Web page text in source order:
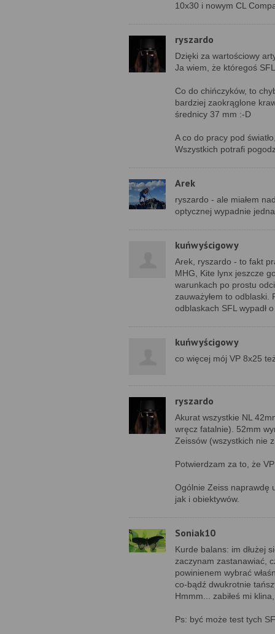
10x30 i nowym CL
ryszardo
Dzięki za wartościowy
Ja wiem, że któregoś
Co do chińczyków, to
bardziej zaokrąglone
średnicy 37 mm :-D
A co do pracy pod
Wszystkich potrafi
Arek
ryszardo - ale miałem
optycznej wypadnie
kuńwyścigowy
Arek, ryszardo - to fakt
MHG, Kite lynx jeszcze
warunkach po prostu
zauważyłem to
odblaskach SFL wypadł
kuńwyścigowy
co więcej mój VP 8x25
ryszardo
Akurat wszystkie NL
wręcz fatalnie). 52mm
Zeissów (wszystkich nie
Potwierdzam za to, że
Ogólnie Zeiss naprawdę
jak i obiektywów.
Soniak10
Kurde balans: im dłużej
zaczynam zastanawiać,
powinienem wybrać
co-bądź dwukrotnie
Hmmm... zabiłeś mi
Ps: być może test tych